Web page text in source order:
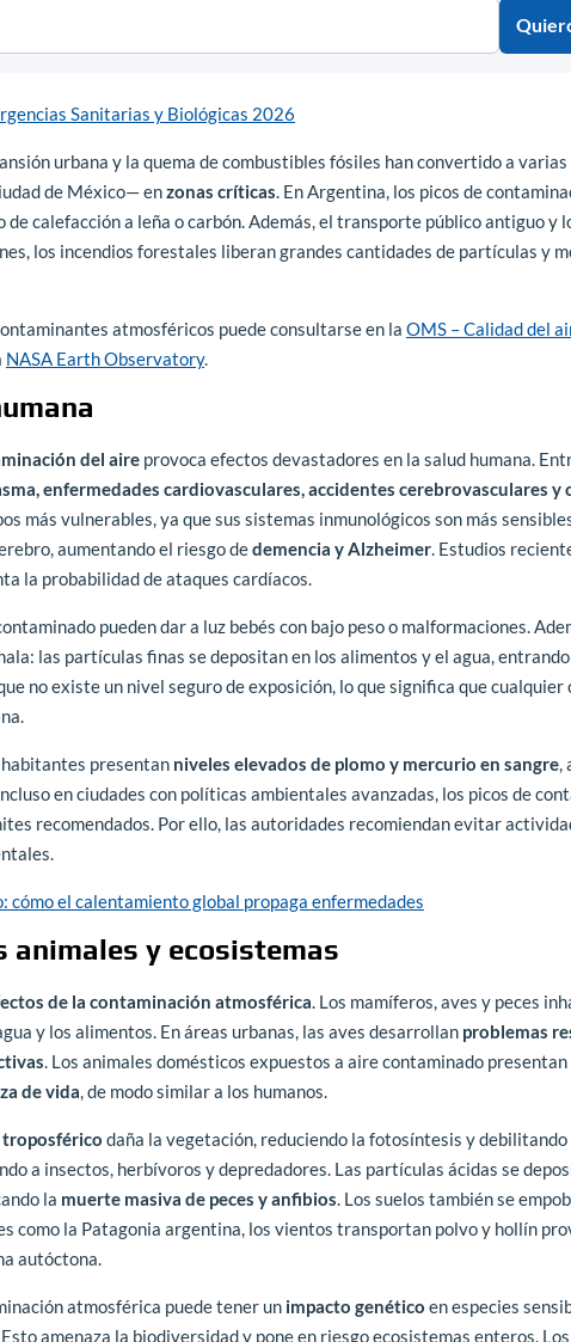
Sanitarias y Biológicas 2026
urbana y la quema de combustibles fósiles han convertido a
de México— enzonas críticas. En Argentina, los picos de
calefacción a leña o carbón. Además, el transporte público antiguo y
los incendios forestales liberan grandes cantidades de partículas y
atmosféricos puede consultarse en la OMS – Calidad del
NASA Earth Observatory.
del aire provoca efectos devastadores en la salud humana.
enfermedades cardiovasculares, accidentes cerebrovasculares y
más vulnerables, ya que sus sistemas inmunológicos son más
aumentando el riesgo dedemencia y Alzheimer. Estudios
la probabilidad de ataques cardíacos.
pueden dar a luz bebés con bajo peso o malformaciones.
las partículas finas se depositan en los alimentos y el agua,
no existe un nivel seguro de exposición, lo que significa que
presentan niveles elevados de plomo y mercurio en sangre,
en ciudades con políticas ambientales avanzadas, los picos de
recomendados. Por ello, las autoridades recomiendan evitar
cómo el calentamiento global propaga enfermedades
animales y ecosistemas
de la contaminación atmosférica. Los mamíferos, aves y peces
y los alimentos. En áreas urbanas, las aves desarrollan problemas
. Los animales domésticos expuestos a aire contaminado presentan
de vida, de modo similar a los humanos.
daña la vegetación, reduciendo la fotosíntesis y debilitando
a insectos, herbívoros y depredadores. Las partículas ácidas se
la muerte masiva de peces y anfibios. Los suelos también se
como la Patagonia argentina, los vientos transportan polvo y hollín
autóctona.
atmosférica puede tener un impacto genético en especies
amenaza la biodiversidad y pone en riesgo ecosistemas enteros.